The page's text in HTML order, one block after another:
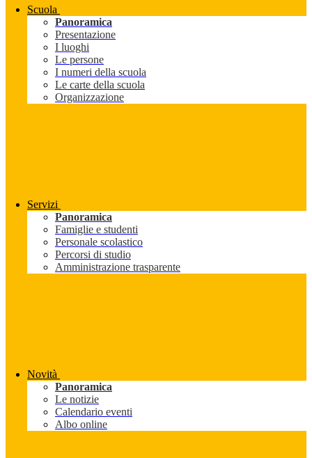
Scuola
Panoramica
Presentazione
I luoghi
Le persone
I numeri della scuola
Le carte della scuola
Organizzazione
Servizi
Panoramica
Famiglie e studenti
Personale scolastico
Percorsi di studio
Amministrazione trasparente
Novità
Panoramica
Le notizie
Calendario eventi
Albo online